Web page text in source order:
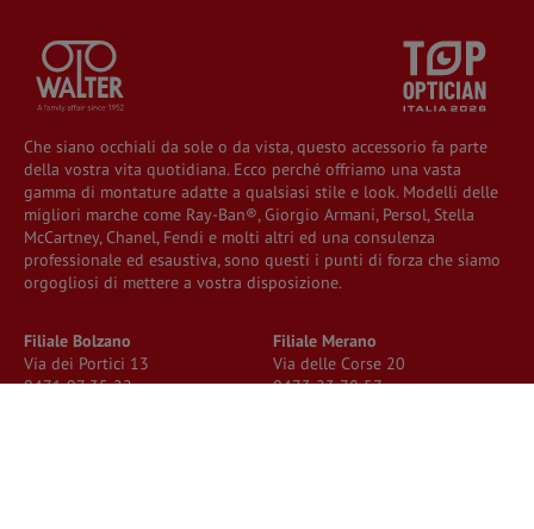
Che siano occhiali da sole o da vista, questo accessorio fa parte
della vostra vita quotidiana. Ecco perché offriamo una vasta
gamma di montature adatte a qualsiasi stile e look. Modelli delle
migliori marche come Ray-Ban®, Giorgio Armani, Persol, Stella
McCartney, Chanel, Fendi e molti altri ed una consulenza
professionale ed esaustiva, sono questi i punti di forza che siamo
orgogliosi di mettere a vostra disposizione.
Filiale Bolzano
Via dei Portici 13
0471 97 35 22
Filiale Merano
Via delle Corse 20
0473 23 78 57